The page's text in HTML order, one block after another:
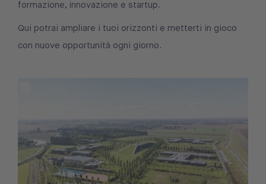
formazione, innovazione e startup.
Qui potrai ampliare i tuoi orizzonti e metterti in gioco
con nuove opportunità ogni giorno.